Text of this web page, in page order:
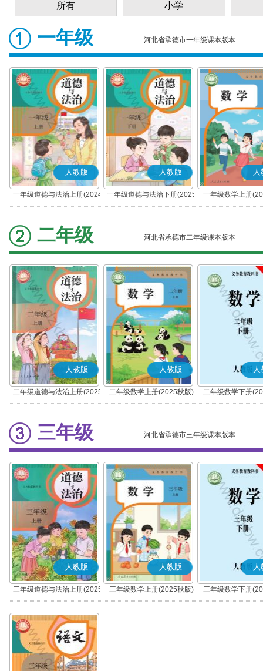
所有 小学
一年级 河北省承德市一年级课本版本
人教版
一年级道德与法治上册(2024
秋版)(部编版)
人教版
一年级道德与法治下册(2025
春版)(部编版)
人
一年级数学上册
二年级 河北省承德市二年级课本版本
人教版
二年级道德与法治上册(2025
秋版)(部编版)
人教版
二年级数学上册(2025秋版)
人
二年级数学下册
三年级 河北省承德市三年级课本版本
人教版
三年级道德与法治上册(2025
秋版)(部编版)
人教版
三年级数学上册(2025秋版)
人
三年级数学下册